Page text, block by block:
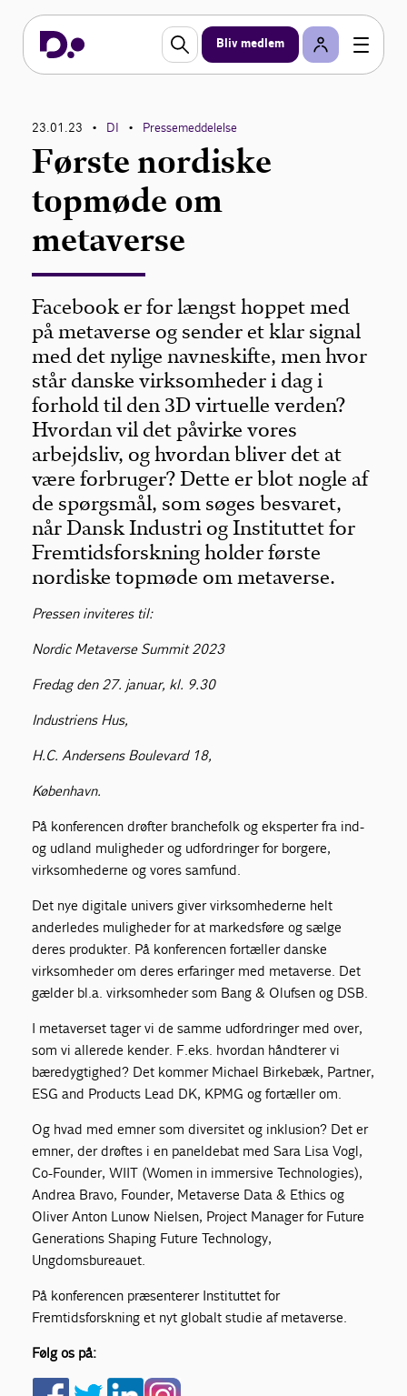
Bliv medlem
23.01.23 • DI • Pressemeddelelse
Første nordiske
topmøde om
metaverse
Facebook er for længst hoppet med
på metaverse og sender et klar signal
med det nylige navneskifte, men hvor
står danske virksomheder i dag i
forhold til den 3D virtuelle verden?
Hvordan vil det påvirke vores
arbejdsliv, og hvordan bliver det at
være forbruger? Dette er blot nogle af
de spørgsmål, som søges besvaret,
når Dansk Industri og Instituttet for
Fremtidsforskning holder første
nordiske topmøde om metaverse.
Pressen inviteres til:
Nordic Metaverse Summit 2023
Fredag den 27. januar, kl. 9.30
Industriens Hus,
H.C. Andersens Boulevard 18,
København.
På konferencen drøfter branchefolk og eksperter fra ind-
og udland muligheder og udfordringer for borgere,
virksomhederne og vores samfund.
Det nye digitale univers giver virksomhederne helt
anderledes muligheder for at markedsføre og sælge
deres produkter. På konferencen fortæller danske
virksomheder om deres erfaringer med metaverse. Det
gælder bl.a. virksomheder som Bang & Olufsen og DSB.
I metaverset tager vi de samme udfordringer med over,
som vi allerede kender. F.eks. hvordan håndterer vi
bæredygtighed? Det kommer Michael Birkebæk, Partner,
ESG and Products Lead DK, KPMG og fortæller om.
Og hvad med emner som diversitet og inklusion? Det er
emner, der drøftes i en paneldebat med Sara Lisa Vogl,
Co-Founder, WIIT (Women in immersive Technologies),
Andrea Bravo, Founder, Metaverse Data & Ethics og
Oliver Anton Lunow Nielsen, Project Manager for Future
Generations Shaping Future Technology,
Ungdomsbureauet.
På konferencen præsenterer Instituttet for
Fremtidsforskning et nyt globalt studie af metaverse.
Følg os på: